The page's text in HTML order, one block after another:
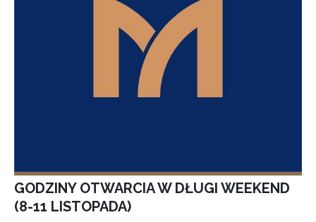
GODZINY OTWARCIA W DŁUGI WEEKEND
(8-11 LISTOPADA)